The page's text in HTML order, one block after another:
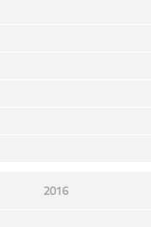
2016